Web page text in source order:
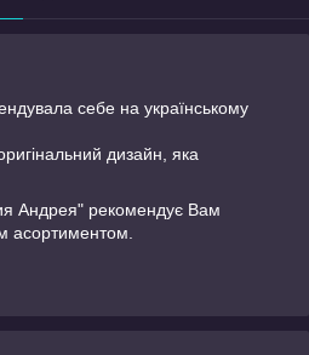
себе на українському
дизайн, яка
Андрея" рекомендує Вам
асортиментом.